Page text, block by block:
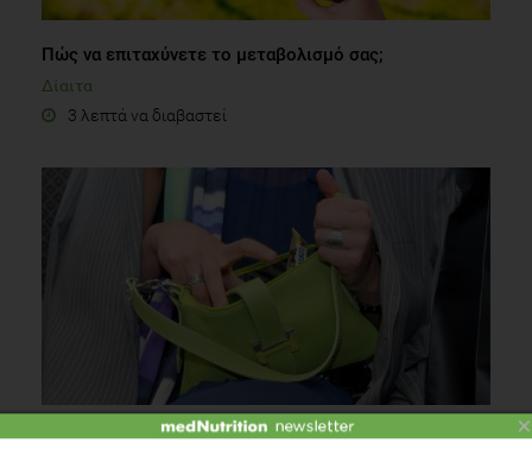
Πώς να επιταχύνετε το μεταβολισμό σας;
Δίαιτα
3 λεπτά να διαβαστεί
Τι να έχεις πάντα στην Τσάντα σου: Θρεπτικά Σνακ
×